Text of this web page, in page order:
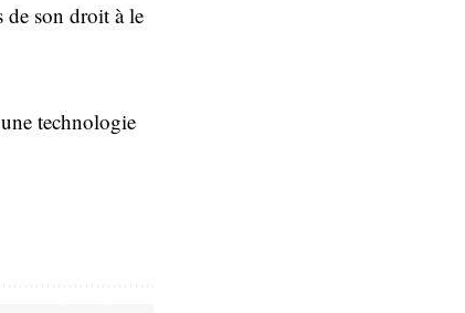
de son droit à le
technologie